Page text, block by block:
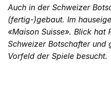
Auch in der Schweizer
(fertig-)gebaut. Im
«Maison Suisse». Blick hat
Schweizer Botschafter und
Vorfeld der Spiele besucht.